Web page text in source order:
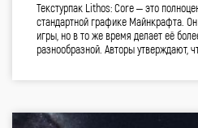
Текстурпак Lithos: Core – это
стандартной графике Майнкрафта.
игры, но в то же время делает её
разнообразной. Авторы утверждают,